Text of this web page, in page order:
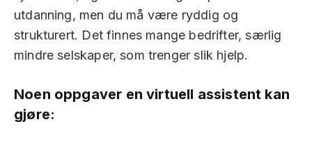
utdanning, men du må være ryddig og
strukturert. Det finnes mange bedrifter, særlig
mindre selskaper, som trenger slik hjelp.
Noen oppgaver en virtuell assistent kan
gjøre: